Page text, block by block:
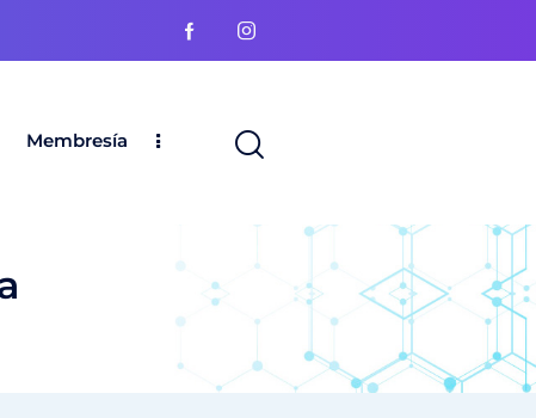
Membresía